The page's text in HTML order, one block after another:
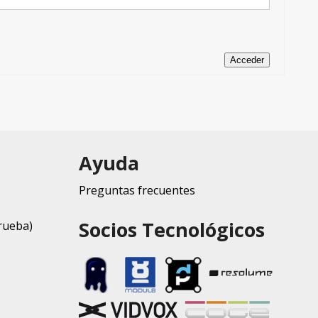
Acceder
Ayuda
Preguntas frecuentes
Socios Tecnológicos